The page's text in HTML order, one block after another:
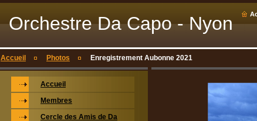
Orchestre Da Capo - Nyon
Accueil Photos Enregistrement Aubonne 2021
Accueil
Membres
Cercle des Amis de Da